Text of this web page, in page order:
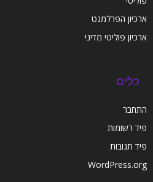
ארכיון הפרלמנט
ארכיון פוליטי מדיני
כלים
התחבר
פיד רשומות
פיד תגובות
WordPress.org